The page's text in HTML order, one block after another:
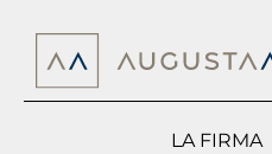
LA FIRMA